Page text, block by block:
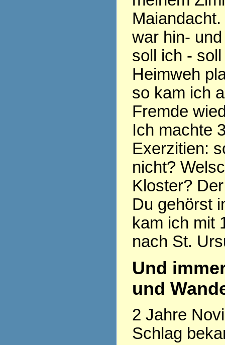
war hin-
soll ich -
Heimweh
so kam ich
Fremde
Ich machte
Exerzitien:
nicht?
Kloster?
Du gehörst
kam ich mit
nach St.
Und
und
2 Jahre
Schlag